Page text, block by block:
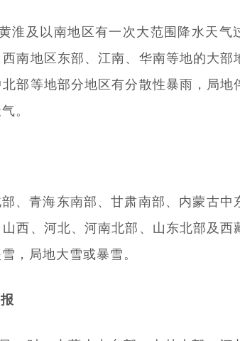
淮及以南地区有一次大范围降水天气
南地区东部、江南、华南等地的大部
部等地部分地区有分散性暴雨，局地
。
、青海东南部、甘肃南部、内蒙古中
西、河北、河南北部、山东北部及西
，局地大雪或暴雪。